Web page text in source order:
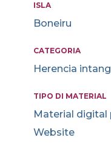
ISLA
Boneiru
CATEGORIA
Herencia
TIPO DI MATERIAL
Material digital
Website